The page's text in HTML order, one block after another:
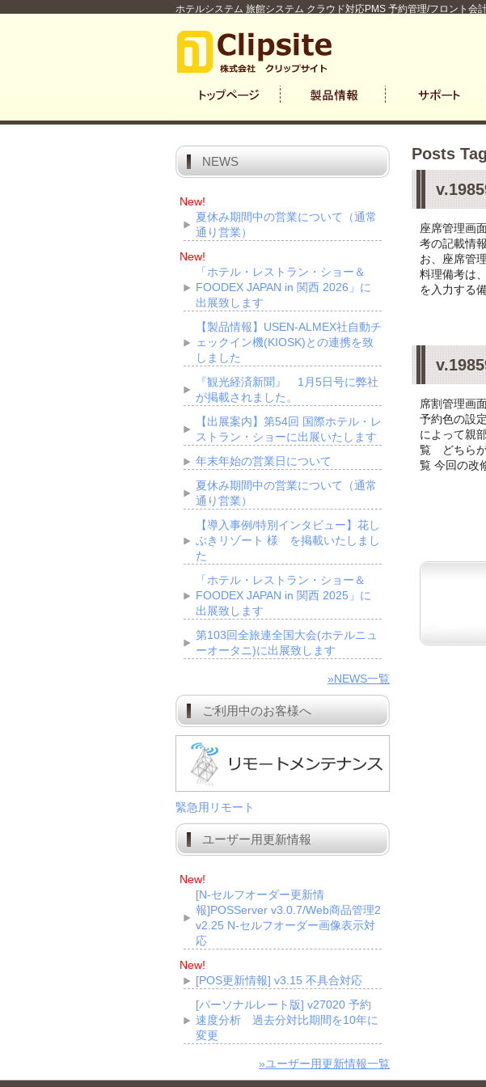
ホテルシステム 旅館システム クラウド対応PMS 予約管理/フロント会
Posts
座席管理画
考の記載情
お、座席管
料理備考は
を入力する
席割管理画
予約色の設
によって親
覧 どちらが
覧 今回の改
NEWS
New!
夏休み期間中の営業について（通常
通り営業）
New!
「ホテル・レストラン・ショー＆
FOODEX JAPAN in 関西 2026」に
出展致します
【製品情報】USEN-ALMEX社自動チ
ェックイン機(KIOSK)との連携を致
しました
『観光経済新聞』 1月5日号に弊社
が掲載されました。
【出展案内】第54回 国際ホテル・レ
ストラン・ショーに出展いたします
年末年始の営業日について
夏休み期間中の営業について（通常
通り営業）
【導入事例/特別インタビュー】花し
ぶきリゾート 様 を掲載いたしまし
た
「ホテル・レストラン・ショー＆
FOODEX JAPAN in 関西 2025」に
出展致します
第103回全旅連全国大会(ホテルニュ
ーオータニ)に出展致します
»NEWS一覧
ご利用中のお客様へ
緊急用リモート
ユーザー用更新情報
New!
[N-セルフオーダー更新情
報]POSServer v3.0.7/Web商品管理2
v2.25 N-セルフオーダー画像表示対
応
New!
[POS更新情報] v3.15 不具合対応
[パーソナルレート版] v27020 予約
速度分析 過去分対比期間を10年に
変更
»ユーザー用更新情報一覧